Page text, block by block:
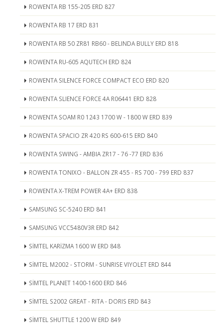
ROWENTA RB 155-205 ERD 827
ROWENTA RB 17 ERD 831
ROWENTA RB 50 ZR81 RB60 - BELINDA BULLY ERD 818
ROWENTA RU-605 AQUTECH ERD 824
ROWENTA SILENCE FORCE COMPACT ECO ERD 820
ROWENTA SLIENCE FORCE 4A R06441 ERD 828
ROWENTA SOAM R0 1243 1700 W - 1800 W ERD 839
ROWENTA SPACIO ZR 420 RS 600-615 ERD 840
ROWENTA SWING - AMBIA ZR17 - 76 -77 ERD 836
ROWENTA TONIXO - BALLON ZR 455 - RS 700 - 799 ERD 837
ROWENTA X-TREM POWER 4A+ ERD 838
SAMSUNG SC-5240 ERD 841
SAMSUNG VCC5480V3R ERD 842
SİMTEL KARİZMA 1600 W ERD 848
SİMTEL M2002 - STORM - SUNRISE VIYOLET ERD 844
SİMTEL PLANET 1400-1600 ERD 846
SİMTEL S2002 GREAT - RITA - DORIS ERD 843
SİMTEL SHUTTLE 1200 W ERD 849